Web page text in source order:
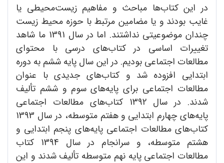
در این کتاب‌ها مباحث و مفاهیم زیست‌محیطی یا
غایب بودند و یا مضامین مرتبط با حوزه محیط زیست
چندان موضوعیتی نداشتند. اما در سال 1391 ما شاهد
تغییرات اساسی در کتاب‌های درسی با محتوای
مطالعات اجتماعی بودیم. در این سال پایه ششم به دوره
ابتدایی افزوده شد و کتاب‌های جدیدی با عنوان
مطالعات اجتماعی برای پایه‌های سوم و ششم تألیف
شدند. در سال 1392 کتاب‌های مطالعات اجتماعی
پایه‌های چهارم ابتدایی و هفتم متوسطه، در سال 1393
کتاب‌های مطالعات اجتماعی پایه‌های پنجم ابتدایی و
هشتم متوسطه، و سرانجام در سال 1394 کتاب
مطالعات اجتماعی پایه نهم متوسطه تألیف شدند و این